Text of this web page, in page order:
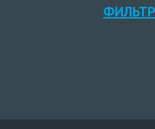
ФИЛЬТР